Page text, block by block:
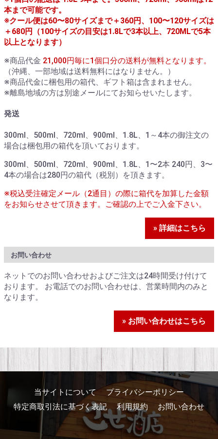
本まで可能です。
※クール便は60〜80サイズまで＋360円、100〜120サイズは
＋680円（100サイズの目安は1.8Lで3本以上、720MLで5本
以上となります）
※商品代金 21,000円毎に1個口分の送料が無料となります。
（沖縄、一部地域は送料無料にはなりません。）
※商品代金に梱包用の箱代、ギフト箱は含まれません。
※離島地域の方は別途メールにてお知らせいたします。
発送
300ml、500ml、720ml、900ml、1.8L、1～4本の御注文の
場合は梱包用の箱代を頂いております。
300ml、500ml、720ml、900ml、1.8L、1〜2本 240円、3〜
4本の場合は280円の箱代（税別）を頂きます。
※税込受注確定メール（2通目）の際に箱代を加算した金額
をお知らせさせて頂きます。ご確認の上でご入金下さい。
» 詳細はこちら
お問い合わせ
ネットでのお問い合わせおよびご注文は24時間受け付けて
おります。 お電話でのお問い合わせは、営業時間内のみと
なります。
» お問い合わせはこちら
当サイトについて
プライバシーポリシー
特定商取引法に基づく表記
利用規約 お問い合わせ